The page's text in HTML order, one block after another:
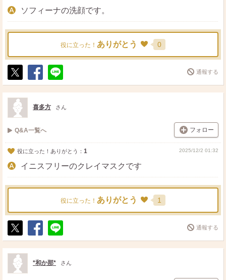
ソフィーナの洗顔です。
役に立った！ ありがとう 0
ポ
ス
ト
シ
ェ
送
る
通報する
喜多方 さん
Q&A一覧へ フォロー
役に立った！ありがとう： 1 2025/12/2 01:32
イニスフリーのクレイマスクです
役に立った！ ありがとう 1
ポ
ス
ト
シ
ェ
送
る
通報する
*和か那* さん